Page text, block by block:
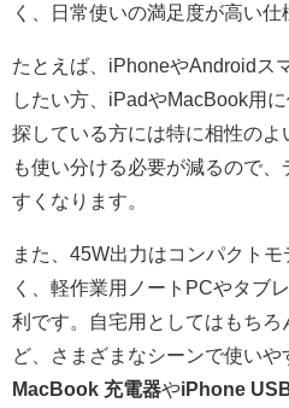
く、日常使いの満足度が高い仕
たとえば、iPhoneやAndroidス
したい方、iPadやMacBook用
探している方には特に相性の
も使い分ける必要が減るので
すくなります。
また、45W出力はコンパクトモ
く、軽作業用ノートPCやタブ
利です。自宅用としてはもち
ど、さまざまなシーンで使いや
MacBook 充電器やiPhone